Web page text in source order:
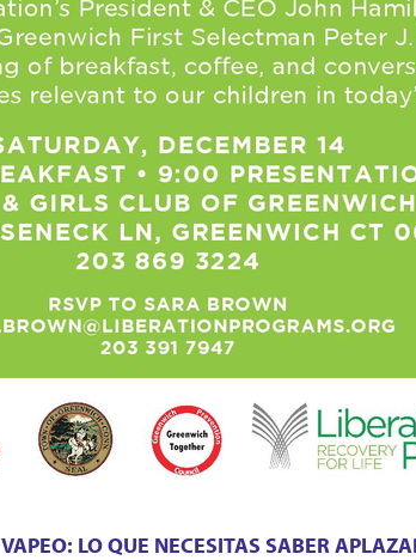
VAPEO: LO QUE NECESITAS SABER